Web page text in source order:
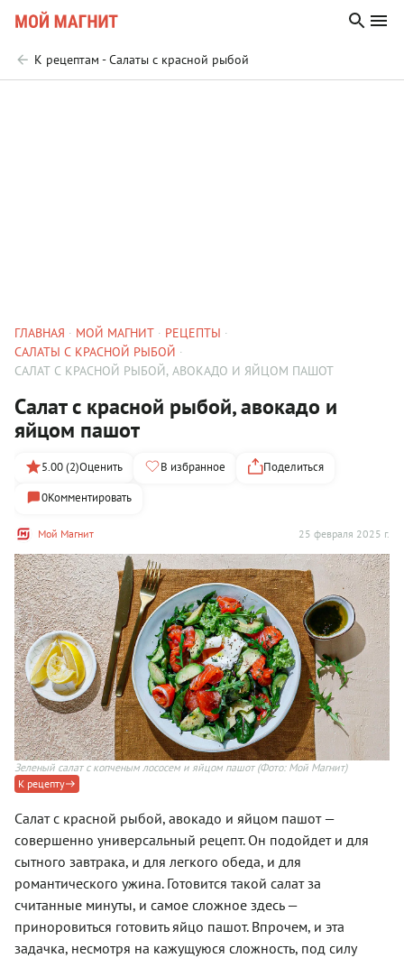
К рецептам - Салаты с красной рыбой
ГЛАВНАЯ МОЙ МАГНИТ
РЕЦЕПТЫ
САЛАТЫ С КРАСНОЙ РЫБОЙ
САЛАТ С КРАСНОЙ РЫБОЙ, АВОКАДО И ЯЙЦОМ ПАШОТ
Салат с красной рыбой, авокадо и
яйцом пашот
Мой Магнит 25 февраля 2025 г.
5.00 (2)Оценить В избранное
Поделиться
0Комментировать
Зеленый салат с копченым лососем и яйцом пашот(Фото: Мой Магнит)
К рецепту
Салат с красной рыбой, авокадо и яйцом пашот —
совершенно универсальный рецепт. Он подойдет и для
сытного завтрака, и для легкого обеда, и для
романтического ужина. Готовится такой салат за
считанные минуты, и самое сложное здесь —
приноровиться готовить яйцо пашот. Впрочем, и эта
задачка, несмотря на кажущуюся сложность, под силу